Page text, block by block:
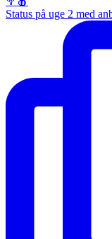
Status på uge 2 med